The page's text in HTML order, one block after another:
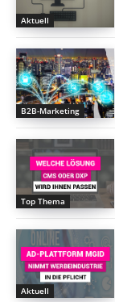
Aktuell
B2B-Marketing
Top Thema
Aktuell